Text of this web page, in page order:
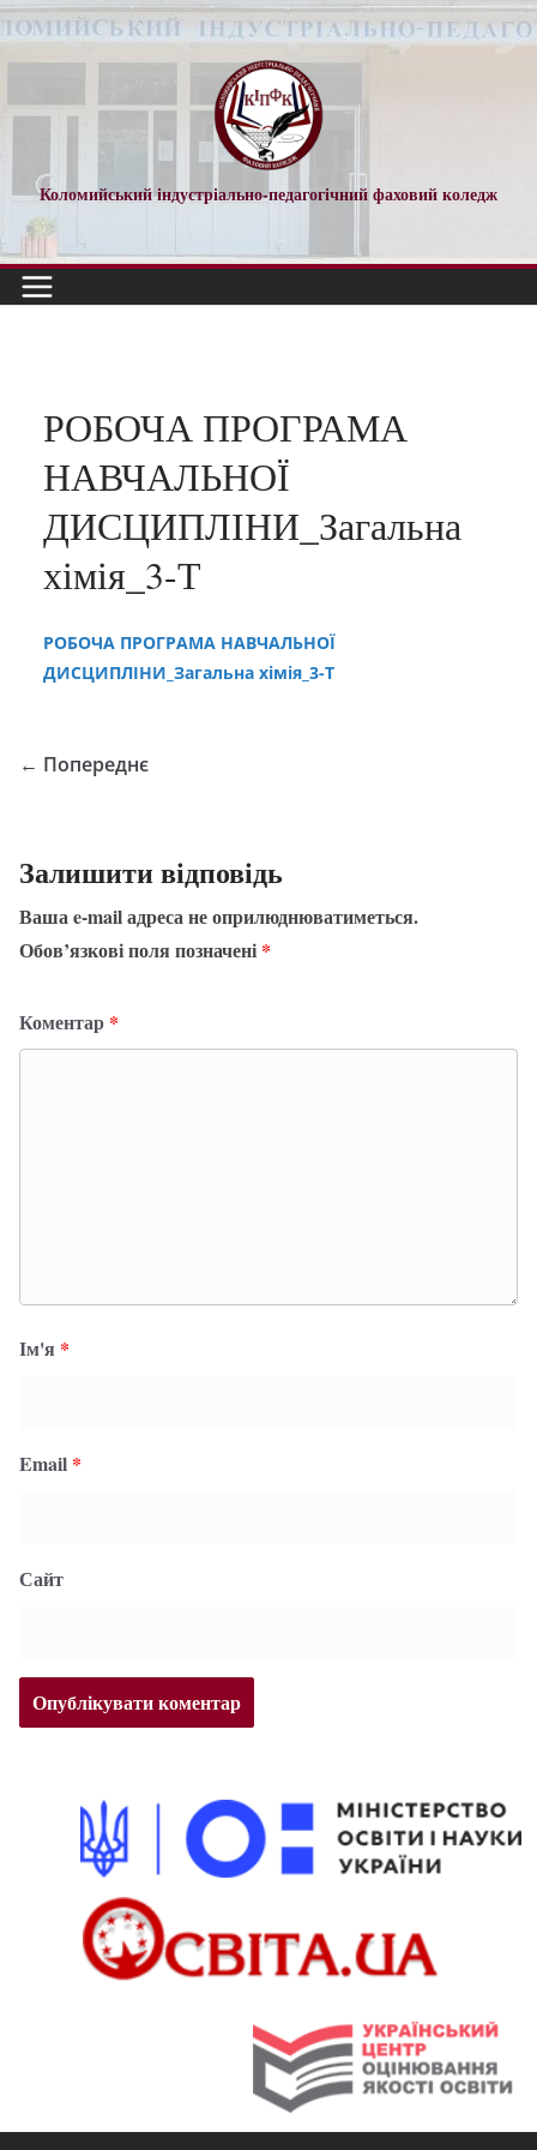
Перейти
до
Коломийський індустріально-педагогічний фаховий коледж
РОБОЧА ПРОГРАМА
НАВЧАЛЬНОЇ
ДИСЦИПЛІНИ_Загальна
хімія_3-Т
РОБОЧА ПРОГРАМА НАВЧАЛЬНОЇ
ДИСЦИПЛІНИ_Загальна хімія_3-Т
← Попереднє
Залишити відповідь
Ваша e-mail адреса не оприлюднюватиметься.
Обов’язкові поля позначені *
Коментар *
Ім'я *
Email *
Сайт